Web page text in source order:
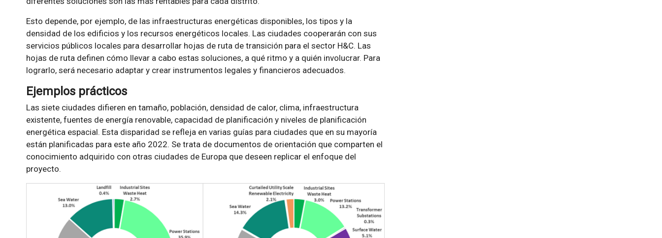
Esto depende, por ejemplo, de las infraestructuras energéticas disponibles, los tipos y la
densidad de los edificios y los recursos energéticos locales. Las ciudades cooperarán con sus
servicios públicos locales para desarrollar hojas de ruta de transición para el sector H&C. Las
hojas de ruta definen cómo llevar a cabo estas soluciones, a qué ritmo y a quién involucrar. Para
lograrlo, será necesario adaptar y crear instrumentos legales y financieros adecuados.
Ejemplos prácticos
Las siete ciudades difieren en tamaño, población, densidad de calor, clima, infraestructura
existente, fuentes de energía renovable, capacidad de planificación y niveles de planificación
energética espacial. Esta disparidad se refleja en varias guías para ciudades que en su mayoría
están planificadas para este año 2022. Se trata de documentos de orientación que comparten el
conocimiento adquirido con otras ciudades de Europa que deseen replicar el enfoque del
proyecto.